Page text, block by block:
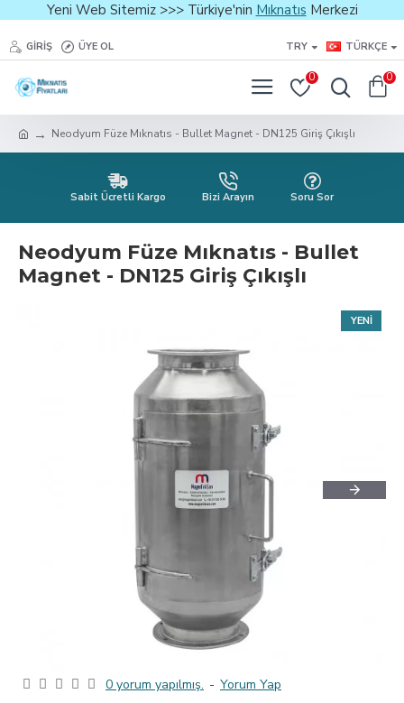
Yeni Web Sitemiz >>> Türkiye'nin Mıknatıs Merkezi
GIRIŞ ÜYE OL TRY TÜRKÇE
0 0
Neodyum Füze Mıknatıs - Bullet Magnet - DN125 Giriş Çıkışlı
Sabit Ücretli Kargo Bizi Arayın Soru Sor
Neodyum Füze Mıknatıs - Bullet
Magnet - DN125 Giriş Çıkışlı
YENI
0 yorum yapılmış. - Yorum Yap